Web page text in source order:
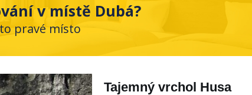
v místě Dubá?
pravé místo
Tajemný vrchol Husa